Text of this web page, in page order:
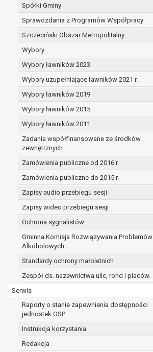
Spółki Gminy
Sprawozdania z Programów Współpracy
Szczeciński Obszar Metropolitalny
Wybory
Wybory ławników 2023
Wybory uzupełniające ławników 2021 r.
Wybory ławników 2019
Wybory ławników 2015
Wybory ławników 2011
Zadania współfinansowane ze środków
zewnętrznych
Zamówienia publiczne od 2016 r.
Zamówienia publiczne do 2015 r.
Zapisy audio przebiegu sesji
Zapisy wideo przebiegu sesji
Ochrona sygnalistów
Gminna Komisja Rozwiązywania Problemów
Alkoholowych
Standardy ochrony małoletnich
Zespół ds. nazewnictwa ulic, rond i placów.
Serwis
Raporty o stanie zapewnienia dostępności
jednostek OSP
Instrukcja korzystania
Redakcja